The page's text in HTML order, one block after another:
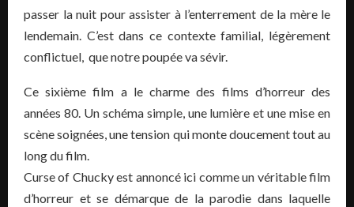
passer la nuit pour assister à l’enterrement de la mère le
lendemain. C’est dans ce contexte familial, légèrement
conflictuel, que notre poupée va sévir.
Ce sixième film a le charme des films d’horreur des
années 80. Un schéma simple, une lumière et une mise en
scène soignées, une tension qui monte doucement tout au
long du film.
Curse of Chucky est annoncé ici comme un véritable film
d’horreur et se démarque de la parodie dans laquelle